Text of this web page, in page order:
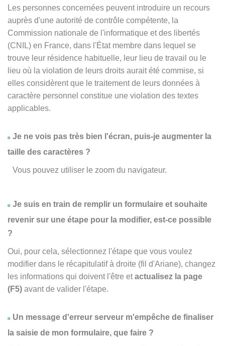
Les personnes concernées peuvent introduire un recours
auprès d'une autorité de contrôle compétente, la
Commission nationale de l'informatique et des libertés
(CNIL) en France, dans l'État membre dans lequel se
trouve leur résidence habituelle, leur lieu de travail ou le
lieu où la violation de leurs droits aurait été commise, si
elles considèrent que le traitement de leurs données à
caractère personnel constitue une violation des textes
applicables.
Je ne vois pas très bien l'écran, puis-je augmenter la
taille des caractères ?
Vous pouvez utiliser le zoom du navigateur.
Je suis en train de remplir un formulaire et souhaite
revenir sur une étape pour la modifier, est-ce possible
?
Oui, pour cela, sélectionnez l'étape que vous voulez
modifier dans le récapitulatif à droite (fil d'Ariane), changez
les informations qui doivent l'être etactualisez la page
(F5) avant de valider l'étape.
Un message d'erreur serveur m'empêche de finaliser
la saisie de mon formulaire, que faire ?